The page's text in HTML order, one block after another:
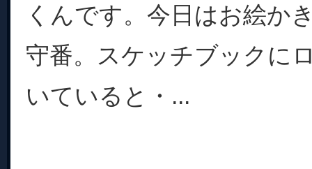
くんです。今日はお絵か
守番。スケッチブックに
いていると・...